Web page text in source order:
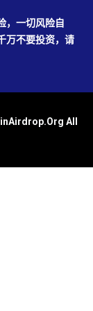
，一切风险自
万不要投资，请
All